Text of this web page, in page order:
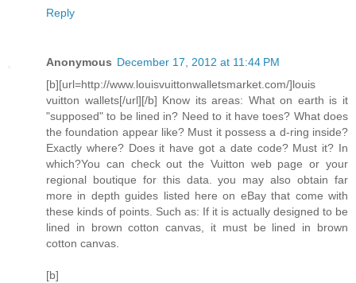
Reply
Anonymous December 17, 2012 at 11:44 PM
[b][url=http://www.louisvuittonwalletsmarket.com/]louis
vuitton wallets[/url][/b] Know its areas: What on earth is it
"supposed" to be lined in? Need to it have toes? What does
the foundation appear like? Must it possess a d-ring inside?
Exactly where? Does it have got a date code? Must it? In
which?You can check out the Vuitton web page or your
regional boutique for this data. you may also obtain far
more in depth guides listed here on eBay that come with
these kinds of points. Such as: If it is actually designed to be
lined in brown cotton canvas, it must be lined in brown
cotton canvas.
[b]